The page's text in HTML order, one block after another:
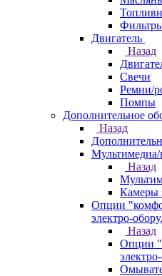
Двигатель
Назад
Свечи
Ремни/
Помпы
Дополнительное
Назад
Назад
Камеры
Опции
электро-
Назад
Опции